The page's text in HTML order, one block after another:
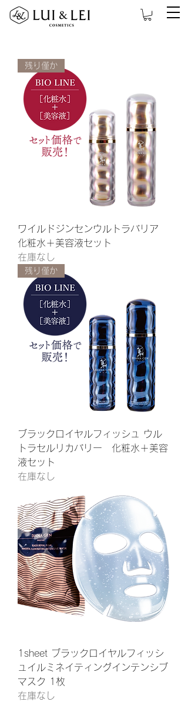
残り僅か
ワイルドジンセンウルトラバリア
化粧水＋美容液セット
在庫なし
残り僅か
ブラックロイヤルフィッシュ ウル
トラセルリカバリー 化粧水＋美容
液セット
在庫なし
1sheet ブラックロイヤルフィッシ
ュイルミネイティングインテンシブ
マスク 1枚
在庫なし